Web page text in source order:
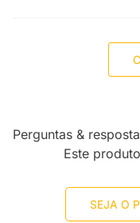
Perguntas &
Este
SEJA O